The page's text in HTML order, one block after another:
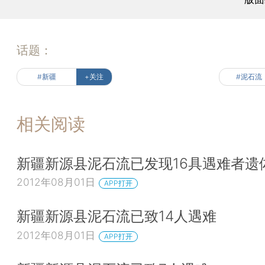
话题：
#新疆 +关注 #泥石流
相关阅读
新疆新源县泥石流已发现16具遇难者遗
2012年08月01日 APP打开
新疆新源县泥石流已致14人遇难
2012年08月01日 APP打开